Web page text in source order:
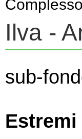
Ilva -
sub-